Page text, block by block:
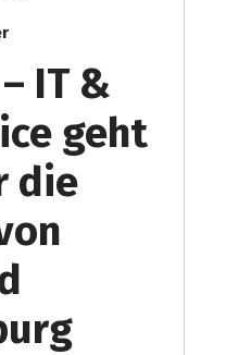
IT &
geht
die